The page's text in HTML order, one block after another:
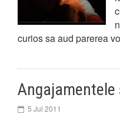
curios sa aud parerea
5 Jul 2011